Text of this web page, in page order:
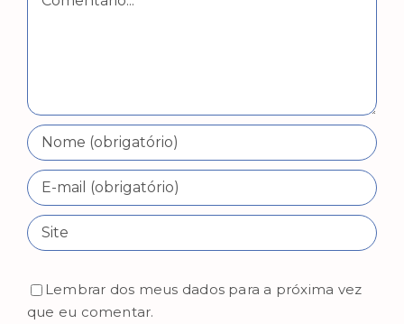
Lembrar dos meus dados para a próxima vez
que eu comentar.